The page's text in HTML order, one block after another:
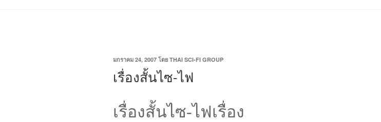
เขียน
ที่
มกราคม 24, 2007 โดย THAI SCI-FI GROUP
เรื่องสั้นไซ-ไฟ
เรื่องสั้นไซ-ไฟเรื่อง